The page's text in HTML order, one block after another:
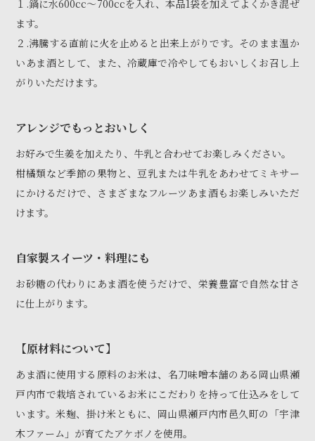
１.鍋に水600cc〜700ccを入れ、本品1袋を加えてよくかき混ぜ
ます。
２.沸騰する直前に火を止めると出来上がりです。そのまま温か
いあま酒として、また、冷蔵庫で冷やしてもおいしくお召し上
がりいただけます。
アレンジでもっとおいしく
お好みで生姜を加えたり、牛乳と合わせてお楽しみください。
柑橘類など季節の果物と、豆乳または牛乳をあわせてミキサー
にかけるだけで、さまざまなフルーツあま酒もお楽しみいただ
けます。
自家製スイーツ・料理にも
お砂糖の代わりにあま酒を使うだけで、栄養豊富で自然な甘さ
に仕上がります。
【原材料について】
あま酒に使用する原料のお米は、名刀味噌本舗のある岡山県瀬
戸内市で栽培されているお米にこだわりを持って仕込みをして
います。米麹、掛け米ともに、岡山県瀬戸内市邑久町の「宇津
木ファーム」が育てたアケボノを使用。